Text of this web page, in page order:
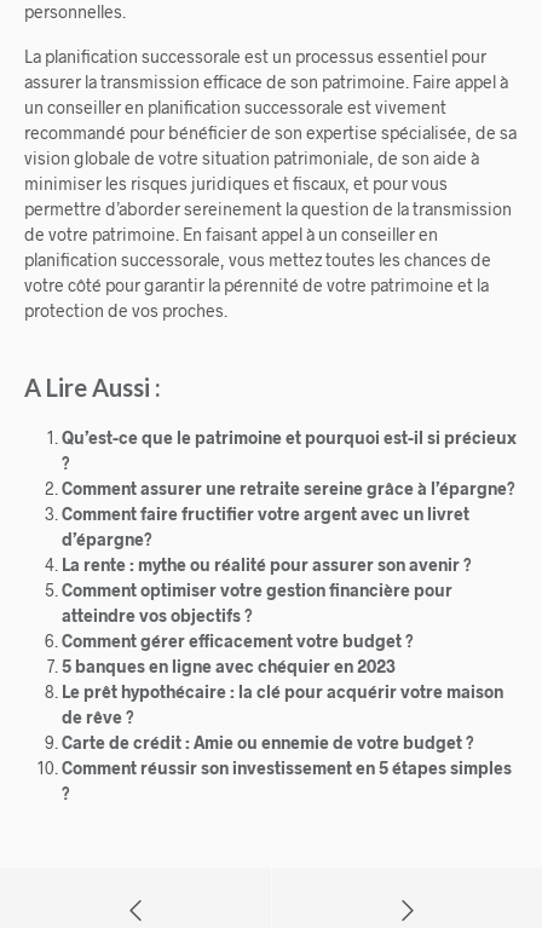
personnelles.
La planification successorale est un processus essentiel pour
assurer la transmission efficace de son patrimoine. Faire appel à
un conseiller en planification successorale est vivement
recommandé pour bénéficier de son expertise spécialisée, de sa
vision globale de votre situation patrimoniale, de son aide à
minimiser les risques juridiques et fiscaux, et pour vous
permettre d’aborder sereinement la question de la transmission
de votre patrimoine. En faisant appel à un conseiller en
planification successorale, vous mettez toutes les chances de
votre côté pour garantir la pérennité de votre patrimoine et la
protection de vos proches.
A Lire Aussi :
Qu’est-ce que le patrimoine et pourquoi est-il si précieux
?
Comment assurer une retraite sereine grâce à l’épargne?
Comment faire fructifier votre argent avec un livret
d’épargne?
La rente : mythe ou réalité pour assurer son avenir ?
Comment optimiser votre gestion financière pour
atteindre vos objectifs ?
Comment gérer efficacement votre budget ?
5 banques en ligne avec chéquier en 2023
Le prêt hypothécaire : la clé pour acquérir votre maison
de rêve ?
Carte de crédit : Amie ou ennemie de votre budget ?
Comment réussir son investissement en 5 étapes simples
?